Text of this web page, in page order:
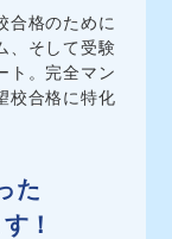
合格のために
、そして受験
ト。完全マン
校合格に特化
た
！